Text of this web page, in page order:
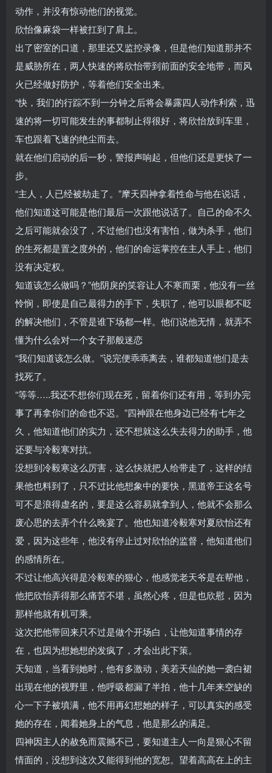
动作，并没有惊动他们的视觉。
欣怡像麻袋一样被扛到了肩上。
出了密室的口道，那里还又监控录像，但是他们知道那并不
是威胁所在，两人快速的将欣怡带到前面的安全地带，而风
火已经做好防护，等着他们安全出来。
“快，我们的行踪不到一分钟之后将会暴露四人动作利索，迅
速的将一切可能发生的事都制止得很好，将欣怡放到车里，
车也跟着飞速的绝尘而去。
就在他们启动的后一秒，警报声响起，但他们还是更快了一
步。
“主人，人已经被劫走了。”摩天四神拿着性命与他在说话，
他们知道这可能是他们最后一次跟他说话了。自己的命不久
之后可能就会没了，不过他们也没有害怕，做为杀手，他们
的生死都是置之度外的，他们的命运掌控在主人手上，他们
没有决定权。
知道该怎么做吗？”他阴戾的笑容让人不寒而栗，他没有一丝
怜悯，即使是自己最得力的手下，失职了，他可以眼都不眨
的解决他们，不管是谁下场都一样。他们说他无情，就弄不
懂为什么会对一个女子那般迷恋
“我们知道该怎么做。”说完便乖乖离去，谁都知道他们是去
找死了。
“等等…..我还不想你们现在死，留着你们还有用，等到办完
事了再拿你们的命也不迟。”四神跟在他身边已经有七年之
久，他知道他们的实力，还不想就这么失去得力的助手，他
还要与冷毅寒对抗。
没想到冷毅寒这么厉害，这么快就把人给带走了，这样的结
果他也料到了，只不过比他想象中的要快，黑道帝王这名号
可不是浪得虚名的，要是这么容易就拿到人，他就不会那么
废心思的去弄个什么晚宴了。他也知道冷毅寒对夏欣怡还有
爱，因为这些年，他没有停止过对欣怡的监督，他知道他们
的感情所在。
不过让他高兴得是冷毅寒的狠心，他感觉老天爷是在帮他，
他把欣怡弄得那么痛苦不堪，虽然心疼，但是也欣慰，因为
那样他就有机可乘。
这次把他带回来只不过是做个开场白，让他知道事情的存
在，也因为想她想的发疯了，才会出此下策。
天知道，当看到她时，他有多激动，美若天仙的她一袭白裙
出现在他的视野里，他呼吸都漏了半拍，他十几年来空缺的
心一下子被填满，他不用再幻想她的样子，可以真实的感受
她的存在，闻着她身上的气息，他是那么的满足。
四神因主人的赦免而震撼不已，要知道主人一向是狠心不留
情面的，没想到这次又能得到他的宽恕。望着高高在上的主